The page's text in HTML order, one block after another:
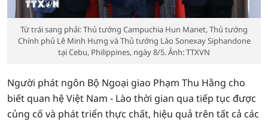
Từ trái sang phải: Thủ tướng Campuchia Hun Manet, Thủ tướng
Chính phủ Lê Minh Hưng và Thủ tướng Lào Sonexay Siphandone
tại Cebu, Philippines, ngày 8/5. Ảnh: TTXVN
Người phát ngôn Bộ Ngoại giao Phạm Thu Hằng cho
biết quan hệ Việt Nam - Lào thời gian qua tiếp tục được
củng cố và phát triển thực chất, hiệu quả trên tất cả các